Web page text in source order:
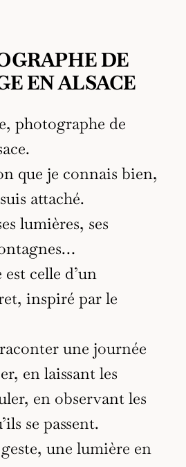
DE
EN ALSACE
photographe de
que je connais bien,
attaché.
lumières, ses
celle d’un
inspiré par le
une journée
en laissant les
en observant les
se passent.
une lumière en